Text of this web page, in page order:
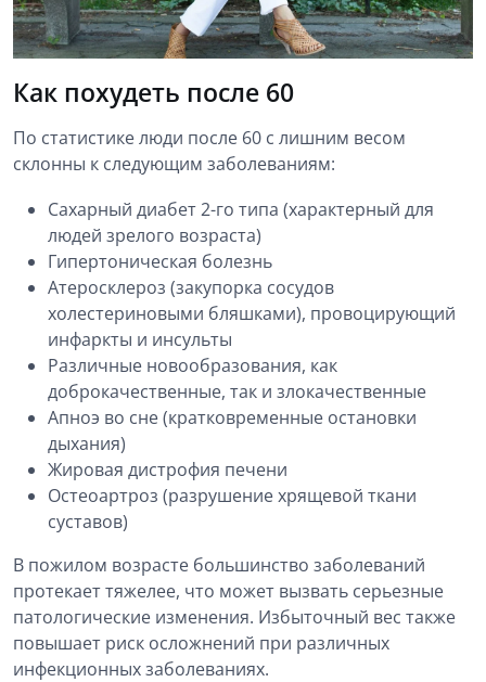
Как похудеть после 60
По статистике люди после 60 с лишним весом
склонны к следующим заболеваниям:
Сахарный диабет 2-го типа (характерный для
людей зрелого возраста)
Гипертоническая болезнь
Атеросклероз (закупорка сосудов
холестериновыми бляшками), провоцирующий
инфаркты и инсульты
Различные новообразования, как
доброкачественные, так и злокачественные
Апноэ во сне (кратковременные остановки
дыхания)
Жировая дистрофия печени
Остеоартроз (разрушение хрящевой ткани
суставов)
В пожилом возрасте большинство заболеваний
протекает тяжелее, что может вызвать серьезные
патологические изменения. Избыточный вес также
повышает риск осложнений при различных
инфекционных заболеваниях.